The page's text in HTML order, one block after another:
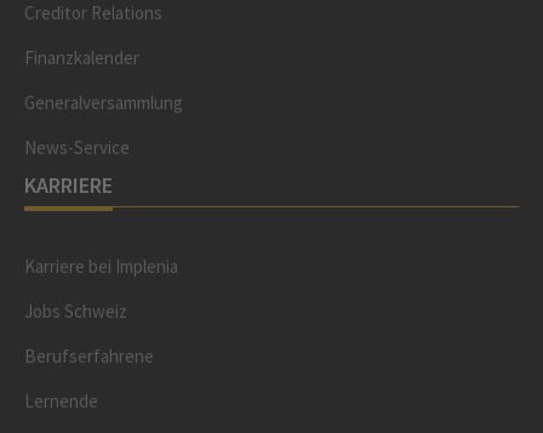
Creditor Relations
Finanzkalender
Generalversammlung
News-Service
KARRIERE
Karriere bei Implenia
Jobs Schweiz
Berufserfahrene
Lernende